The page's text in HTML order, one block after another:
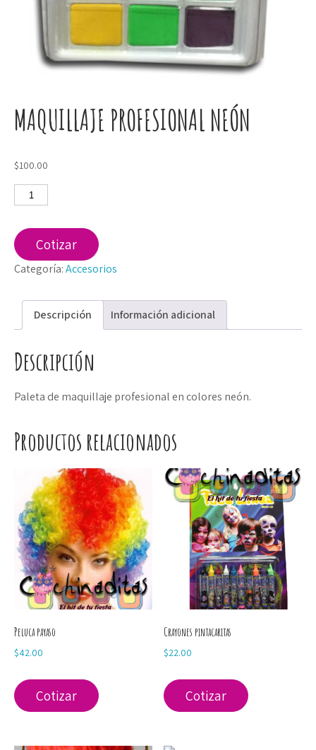
MAQUILLAJE PROFESIONAL NEÓN
$100.00
Maquillaje
profesional
neón
cantidadCotizar
Categoría:Accesorios
Descripción Información adicional
Descripción
Paleta de maquillaje profesional en colores neón.
Productos relacionados
Peluca payaso
$42.00
Cotizar
Crayones pintacaritas
$22.00
Cotizar